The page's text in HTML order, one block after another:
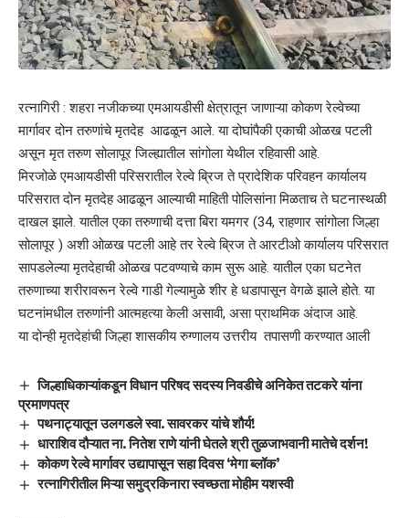
रत्नागिरी : शहरा नजीकच्या एमआयडीसी क्षेत्रातून जाणाऱ्या कोकण रेल्वेच्या
मार्गावर दोन तरुणांचे मृतदेह आढळून आले. या दोघांपैकी एकाची ओळख पटली
असून मृत तरुण सोलापूर जिल्ह्यातील सांगोला येथील रहिवासी आहे.
मिरजोळे एमआयडीसी परिसरातील रेल्वे ब्रिज ते प्रादेशिक परिवहन कार्यालय
परिसरात दोन मृतदेह आढळून आल्याची माहिती पोलिसांना मिळताच ते घटनास्थळी
दाखल झाले. यातील एका तरुणाची दत्ता बिरा यमगर (34, राहणार सांगोला जिल्हा
सोलापूर ) अशी ओळख पटली आहे तर रेल्वे ब्रिज ते आरटीओ कार्यालय परिसरात
सापडलेल्या मृतदेहाची ओळख पटवण्याचे काम सुरू आहे. यातील एका घटनेत
तरुणाच्या शरीरावरून रेल्वे गाडी गेल्यामुळे शीर हे धडापासून वेगळे झाले होते. या
घटनांमधील तरुणांनी आत्महत्या केली असावी, असा प्राथमिक अंदाज आहे.
या दोन्ही मृतदेहांची जिल्हा शासकीय रुग्णालय उत्तरीय तपासणी करण्यात आली
जिल्हाधिकाऱ्यांकडून विधान परिषद सदस्य निवडीचे अनिकेत तटकरे यांना
प्रमाणपत्र
पथनाट्यातून उलगडले स्वा. सावरकर यांचे शौर्य!
धाराशिव दौऱ्यात ना. नितेश राणे यांनी घेतले श्री तुळजाभवानी मातेचे दर्शन!
कोकण रेल्वे मार्गावर उद्यापासून सहा दिवस ‘मेगा ब्लॉक’
रत्नागिरीतील मिऱ्या समुद्रकिनारा स्वच्छता मोहीम यशस्वी